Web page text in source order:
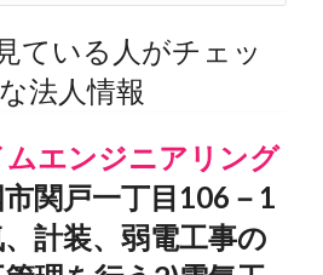
ている人がチェッ
法人情報
エンジニアリング
市関戸一丁目106－1
計装、弱電工事の